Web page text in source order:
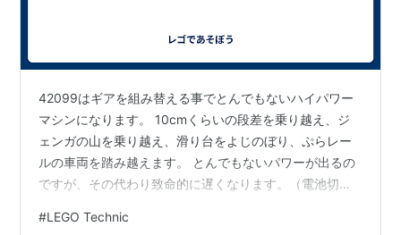
42099はギアを組み替える事でとんでもないハイパワー
マシンになります。 10cmくらいの段差を乗り越え、ジ
ェンガの山を乗り越え、滑り台をよじのぼり、ぷらレー
ルの車両を踏み越えます。 とんでもないパワーが出るの
ですが、その代わり致命的に遅くなります。（電池切れ
の動画の自動変速機を組み込むことで、普段は高速、パ
#LEGO Technic